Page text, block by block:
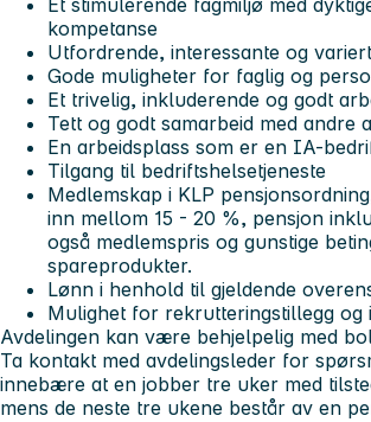
Et stimulerende fagmiljø med
kompetanse
Utfordrende, interessante og
Gode muligheter for faglig og
Et trivelig, inkluderende og godt
Tett og godt samarbeid med andre
En arbeidsplass som er en IA-
Tilgang til bedriftshelsetjeneste
Medlemskap i KLP
inn mellom 15 - 20 %, pensjon
også medlemspris og gunstige
spareprodukter.
Lønn i henhold til gjeldende
Mulighet for rekrutteringstillegg og
Avdelingen kan være behjelpelig med
Ta kontakt med avdelingsleder for
innebære at en jobber tre uker med
mens de neste tre ukene består av en